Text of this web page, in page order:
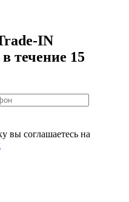
IN
течение 15
вы соглашаетесь на